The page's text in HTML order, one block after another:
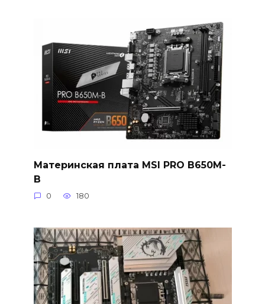
Материнская плата MSI PRO B650M-
B
0 180